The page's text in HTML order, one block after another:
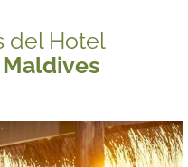
del Hotel